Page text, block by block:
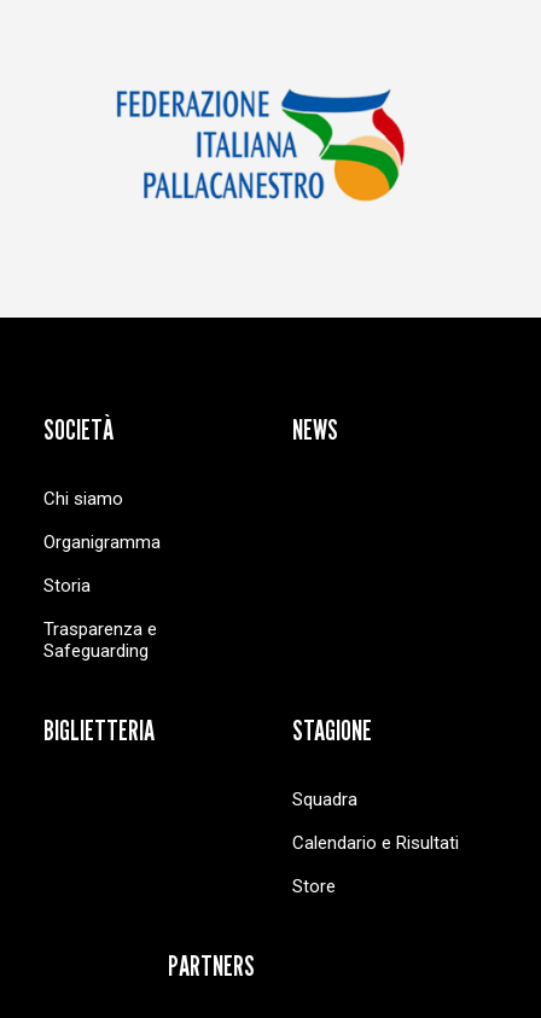
SOCIETÀ
Chi siamo
Organigramma
Storia
Trasparenza e
Safeguarding
NEWS
BIGLIETTERIA STAGIONE
Squadra
Calendario e Risultati
Store
PARTNERS